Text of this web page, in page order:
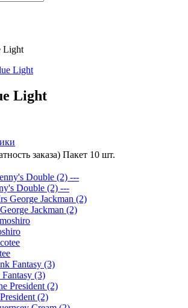
Light
Light
заказа) Пакет 10 шт.
Double (2) ---
Jackman (2)
(3)
(2)